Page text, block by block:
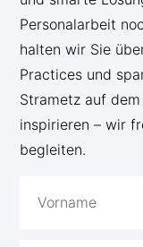
Personalarbeit
halten wir Sie
Practices und
Strametz auf
inspirieren – wir
begleiten.